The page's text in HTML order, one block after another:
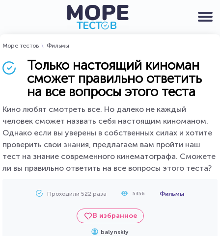
Море тестов Фильмы
Только настоящий киноман
сможет правильно ответить
на все вопросы этого теста
Кино любят смотреть все. Но далеко не каждый
человек сможет назвать себя настоящим киноманом.
Однако если вы уверены в собственных силах и хотите
проверить свои знания, предлагаем вам пройти наш
тест на знание современного кинематографа. Сможете
ли вы правильно ответить на все вопросы этого теста?
Проходили 522 раза 5356 Фильмы
В избранное
balynskiy